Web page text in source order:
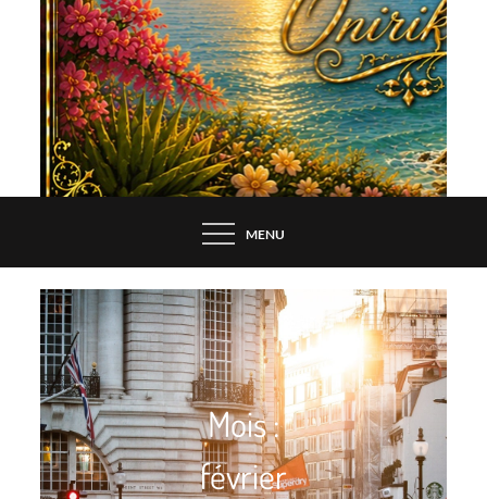
MENU
Mois :
février